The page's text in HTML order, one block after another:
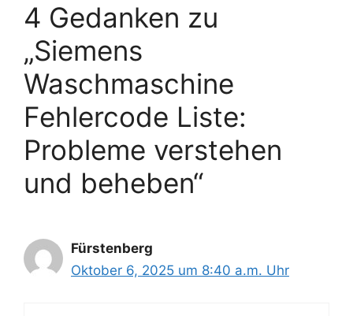
4 Gedanken zu
„Siemens
Waschmaschine
Fehlercode Liste:
Probleme verstehen
und beheben“
Fürstenberg
Oktober 6, 2025 um 8:40 a.m. Uhr